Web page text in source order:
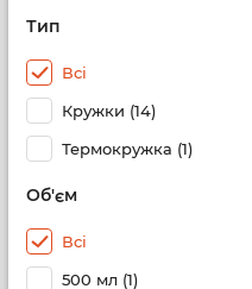
Тип
Всі
Кружки (14)
Термокружка (1)
Об'єм
Всі
500 мл (1)